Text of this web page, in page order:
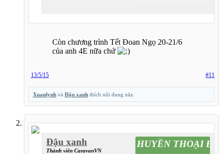
Còn chương trình Tết Đoan Ngọ 20-21/6
của anh 4E nữa chứ
#11
13/5/15
Xuanlynh và Đậu xanh thích nội dung này.
Đậu xanh
Thành viên CaravanVN
Caravan HUYỀN THOẠI